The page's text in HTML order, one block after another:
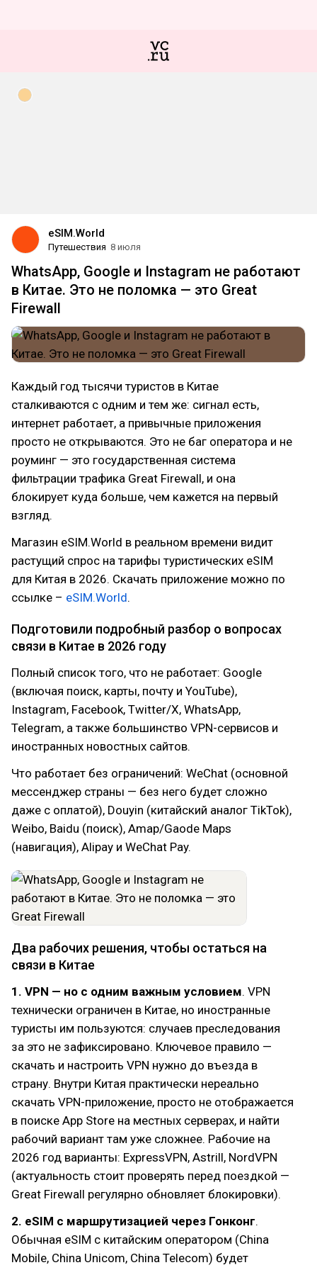
eSIM.World
Путешествия 8 июля
WhatsApp, Google и Instagram не работают
в Китае. Это не поломка — это Great
Firewall
Каждый год тысячи туристов в Китае
сталкиваются с одним и тем же: сигнал есть,
интернет работает, а привычные приложения
просто не открываются. Это не баг оператора и не
роуминг — это государственная система
фильтрации трафика Great Firewall, и она
блокирует куда больше, чем кажется на первый
взгляд.
Магазин eSIM.World в реальном времени видит
растущий спрос на тарифы туристических eSIM
для Китая в 2026. Скачать приложение можно по
ссылке – eSIM.World.
Подготовили подробный разбор о вопросах
связи в Китае в 2026 году
Полный список того, что не работает: Google
(включая поиск, карты, почту и YouTube),
Instagram, Facebook, Twitter/X, WhatsApp,
Telegram, а также большинство VPN-сервисов и
иностранных новостных сайтов.
Что работает без ограничений: WeChat (основной
мессенджер страны — без него будет сложно
даже с оплатой), Douyin (китайский аналог TikTok),
Weibo, Baidu (поиск), Amap/Gaode Maps
(навигация), Alipay и WeChat Pay.
Два рабочих решения, чтобы остаться на
связи в Китае
1. VPN — но с одним важным условием. VPN
технически ограничен в Китае, но иностранные
туристы им пользуются: случаев преследования
за это не зафиксировано. Ключевое правило —
скачать и настроить VPN нужно до въезда в
страну. Внутри Китая практически нереально
скачать VPN-приложение, просто не отображается
в поиске App Store на местных серверах, и найти
рабочий вариант там уже сложнее. Рабочие на
2026 год варианты: ExpressVPN, Astrill, NordVPN
(актуальность стоит проверять перед поездкой —
Great Firewall регулярно обновляет блокировки).
2. eSIM с маршрутизацией через Гонконг.
Обычная eSIM с китайским оператором (China
Mobile, China Unicom, China Telecom) будет